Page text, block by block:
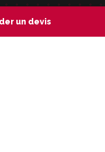
un devis